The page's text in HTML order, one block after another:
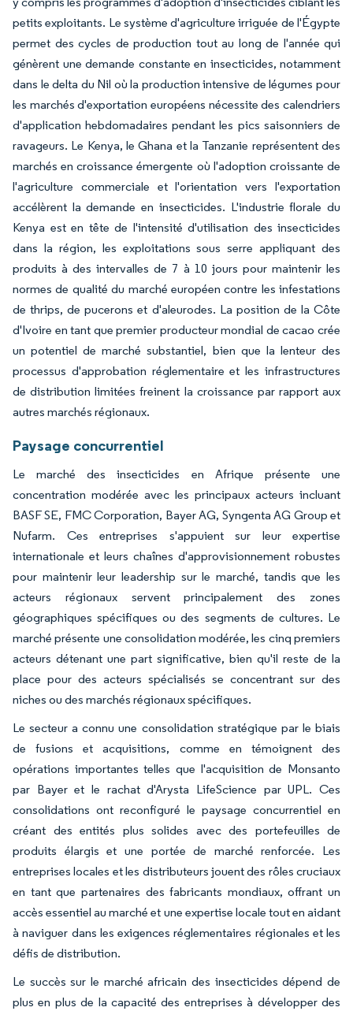
petits exploitants. Le système d'agriculture irriguée de l'Égypte
permet des cycles de production tout au long de l'année qui
génèrent une demande constante en insecticides, notamment
dans le delta du Nil où la production intensive de légumes pour
les marchés d'exportation européens nécessite des calendriers
d'application hebdomadaires pendant les pics saisonniers de
ravageurs. Le Kenya, le Ghana et la Tanzanie représentent des
marchés en croissance émergente où l'adoption croissante de
l'agriculture commerciale et l'orientation vers l'exportation
accélèrent la demande en insecticides. L'industrie florale du
Kenya est en tête de l'intensité d'utilisation des insecticides
dans la région, les exploitations sous serre appliquant des
produits à des intervalles de 7 à 10 jours pour maintenir les
normes de qualité du marché européen contre les infestations
de thrips, de pucerons et d'aleurodes. La position de la Côte
d'Ivoire en tant que premier producteur mondial de cacao crée
un potentiel de marché substantiel, bien que la lenteur des
processus d'approbation réglementaire et les infrastructures
de distribution limitées freinent la croissance par rapport aux
autres marchés régionaux.
Paysage concurrentiel
Le marché des insecticides en Afrique présente une
concentration modérée avec les principaux acteurs incluant
BASF SE, FMC Corporation, Bayer AG, Syngenta AG Group et
Nufarm. Ces entreprises s'appuient sur leur expertise
internationale et leurs chaînes d'approvisionnement robustes
pour maintenir leur leadership sur le marché, tandis que les
acteurs régionaux servent principalement des zones
géographiques spécifiques ou des segments de cultures. Le
marché présente une consolidation modérée, les cinq premiers
acteurs détenant une part significative, bien qu'il reste de la
place pour des acteurs spécialisés se concentrant sur des
niches ou des marchés régionaux spécifiques.
Le secteur a connu une consolidation stratégique par le biais
de fusions et acquisitions, comme en témoignent des
opérations importantes telles que l'acquisition de Monsanto
par Bayer et le rachat d'Arysta LifeScience par UPL. Ces
consolidations ont reconfiguré le paysage concurrentiel en
créant des entités plus solides avec des portefeuilles de
produits élargis et une portée de marché renforcée. Les
entreprises locales et les distributeurs jouent des rôles cruciaux
en tant que partenaires des fabricants mondiaux, offrant un
accès essentiel au marché et une expertise locale tout en aidant
à naviguer dans les exigences réglementaires régionales et les
défis de distribution.
Le succès sur le marché africain des insecticides dépend de
plus en plus de la capacité des entreprises à développer des